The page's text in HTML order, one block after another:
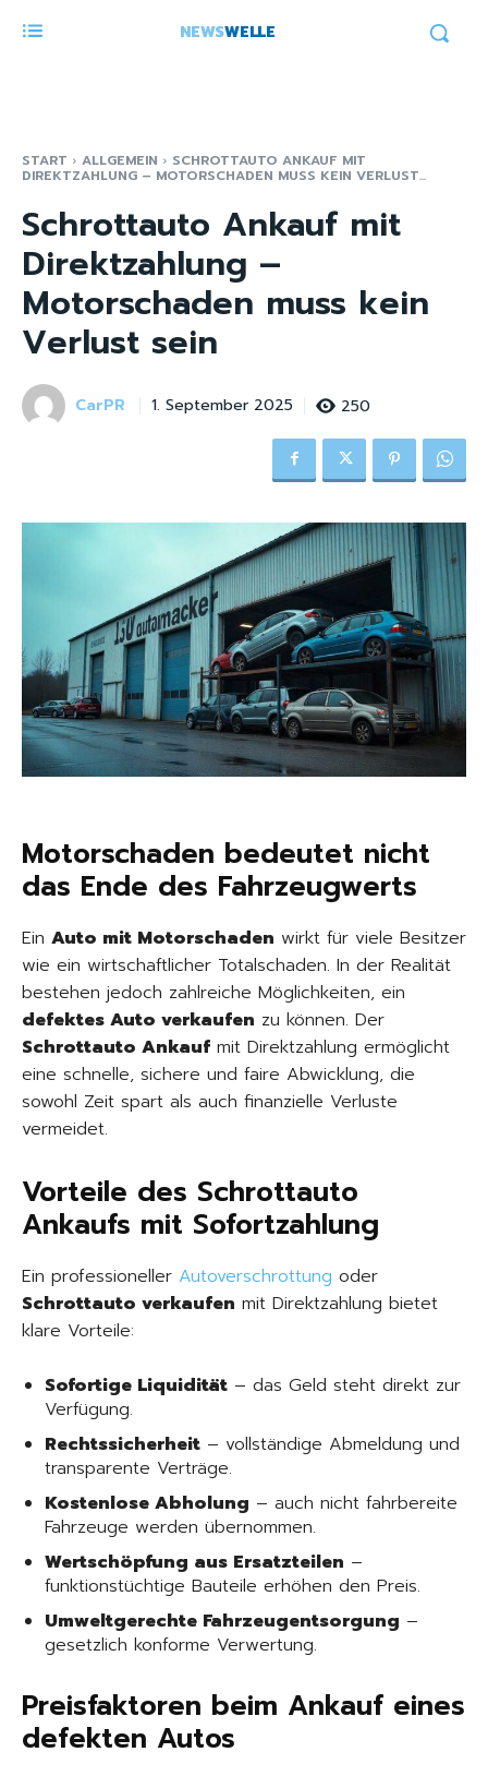
NEWSWELLE
START ALLGEMEIN SCHROTTAUTO ANKAUF MIT
DIREKTZAHLUNG – MOTORSCHADEN MUSS KEIN VERLUST...
Schrottauto Ankauf mit
Direktzahlung –
Motorschaden muss kein
Verlust sein
CarPR 1. September 2025 250
Motorschaden bedeutet nicht
das Ende des Fahrzeugwerts
Ein Auto mit Motorschaden wirkt für viele Besitzer
wie ein wirtschaftlicher Totalschaden. In der Realität
bestehen jedoch zahlreiche Möglichkeiten, ein
defektes Auto verkaufen zu können. Der
Schrottauto Ankauf mit Direktzahlung ermöglicht
eine schnelle, sichere und faire Abwicklung, die
sowohl Zeit spart als auch finanzielle Verluste
vermeidet.
Vorteile des Schrottauto
Ankaufs mit Sofortzahlung
Ein professioneller Autoverschrottung oder
Schrottauto verkaufen mit Direktzahlung bietet
klare Vorteile:
Sofortige Liquidität – das Geld steht direkt zur
Verfügung.
Rechtssicherheit – vollständige Abmeldung und
transparente Verträge.
Kostenlose Abholung – auch nicht fahrbereite
Fahrzeuge werden übernommen.
Wertschöpfung aus Ersatzteilen –
funktionstüchtige Bauteile erhöhen den Preis.
Umweltgerechte Fahrzeugentsorgung –
gesetzlich konforme Verwertung.
Preisfaktoren beim Ankauf eines
defekten Autos